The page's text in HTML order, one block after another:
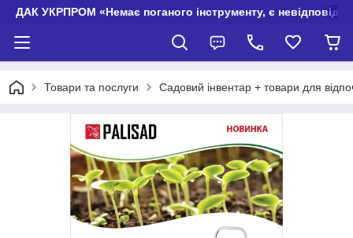
ДАК УКРПРОМ «Немає поганого інструменту, є невідповідно
Товари та послуги Садовий інвентар + товари для